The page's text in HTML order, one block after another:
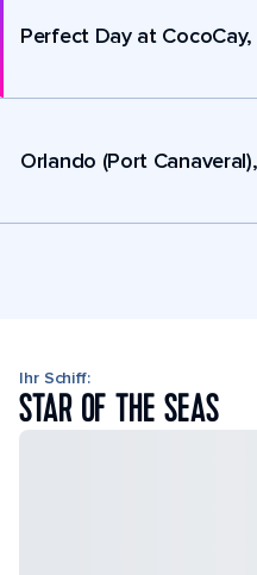
Perfect Day at CocoCay,
Orlando (Port
Ihr Schiff:
STAR OF THE SEAS